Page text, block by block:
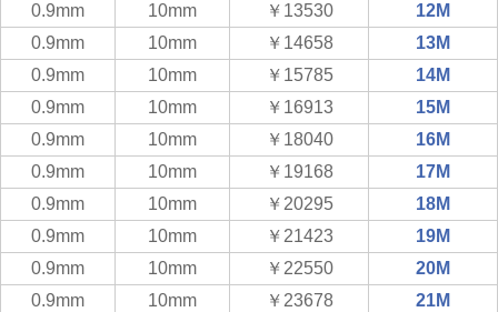
0.9mm
10mm ￥13530
12M
0.9mm
10mm ￥14658
13M
0.9mm
10mm ￥15785
14M
0.9mm
10mm ￥16913
15M
0.9mm
10mm ￥18040
16M
0.9mm
10mm ￥19168
17M
0.9mm
10mm ￥20295
18M
0.9mm
10mm ￥21423
19M
0.9mm
10mm ￥22550
20M
0.9mm
10mm ￥23678
21M